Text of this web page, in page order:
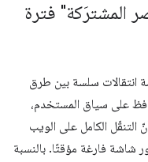
المشترَكة" فترة
انتقالات سلسة بين طرق
على سياق المستخدم،
الكامل على الويب
شاشة فارغة مؤقتًا. بالنسبة